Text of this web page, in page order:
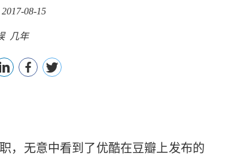
2017-08-15
几年
，无意中看到了优酷在豆瓣上发布的